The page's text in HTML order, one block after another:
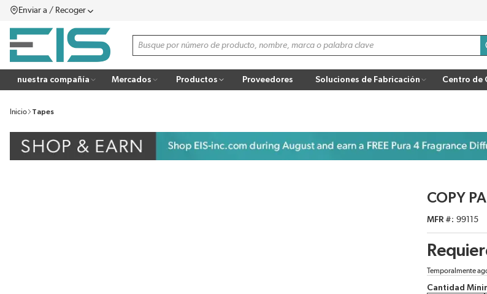
SALTAR AL CONTENIDO PRINCIPAL
Enviar a / Recoger
menú
Búsqueda de sitio
nuestra compañía Mercados Productos
more info Proveedores Soluciones de Fabricación Centro de
Inicio Tapes
COPY
MFR # 99115
Temporalmente
Cantidad